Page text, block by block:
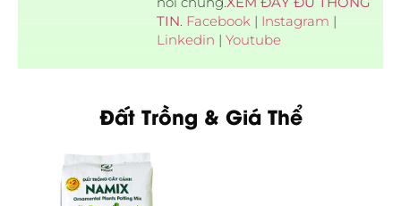
TIN. Facebook | Instagram |
Linkedin | Youtube
Đất Trồng & Giá Thể